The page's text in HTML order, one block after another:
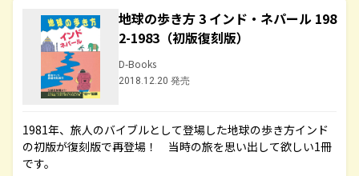
地球の歩き方 3 インド・ネパール 198
2-1983（初版復刻版）
D-Books
2018.12.20 発売
1981年、旅人のバイブルとして登場した地球の歩き方インド
の初版が復刻版で再登場！ 当時の旅を思い出して欲しい1冊
です。